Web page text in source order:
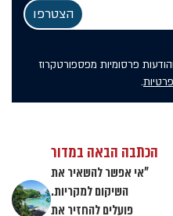
פרסומיות מפספורטקרוז
.
הכתבה הבאה במדור
"אי אפשר להשאיר את
השיקום למקריות.
פועלים להחזיר את